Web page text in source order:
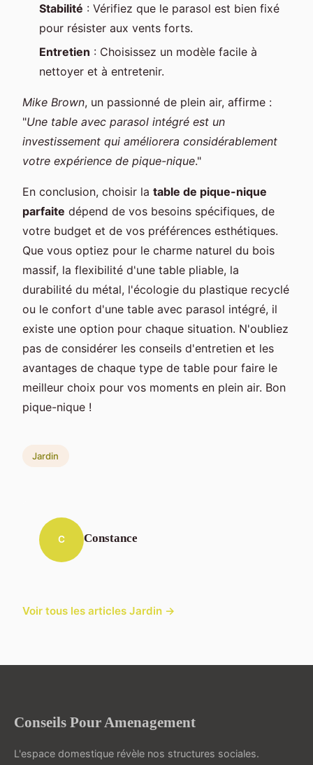
Stabilité : Vérifiez que le parasol est bien fixé
pour résister aux vents forts.
Entretien : Choisissez un modèle facile à
nettoyer et à entretenir.
Mike Brown, un passionné de plein air, affirme :
"Une table avec parasol intégré est un
investissement qui améliorera considérablement
votre expérience de pique-nique."
En conclusion, choisir la table de pique-nique
parfaite dépend de vos besoins spécifiques, de
votre budget et de vos préférences esthétiques.
Que vous optiez pour le charme naturel du bois
massif, la flexibilité d'une table pliable, la
durabilité du métal, l'écologie du plastique recyclé
ou le confort d'une table avec parasol intégré, il
existe une option pour chaque situation. N'oubliez
pas de considérer les conseils d'entretien et les
avantages de chaque type de table pour faire le
meilleur choix pour vos moments en plein air. Bon
pique-nique !
Jardin
C Constance
Voir tous les articles Jardin →
Conseils Pour Amenagement
L'espace domestique révèle nos structures sociales.